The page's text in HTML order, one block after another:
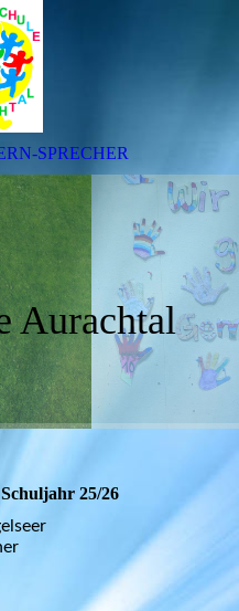
SPRECHER
Aurachtal
25/26